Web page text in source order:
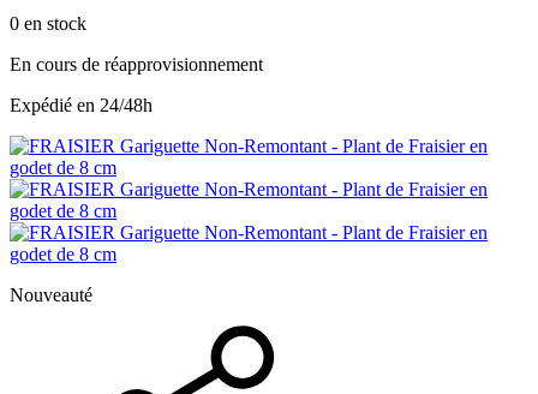
0 en stock
En cours de réapprovisionnement
Expédié en 24/48h
Nouveauté